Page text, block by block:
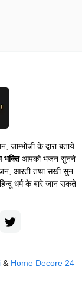
के द्वारा बताये
भक्तिआपको भजन सुनने
आरती तथा सखी सुन
धर्म के बारे जान सकते
& Home Decore 24